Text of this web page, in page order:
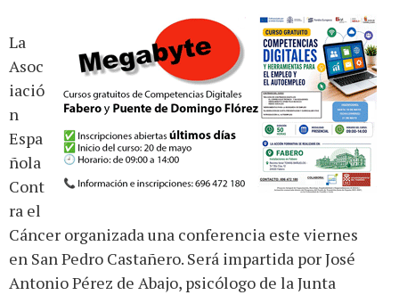
La
Asoc
iació
n
Espa
ñola
Cont
ra el
Cáncer organizada una conferencia este viernes
en San Pedro Castañero. Será impartida por José
Antonio Pérez de Abajo, psicólogo de la Junta